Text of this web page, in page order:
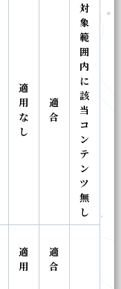
適
用
な
し
適
合
対
象
範
囲
内
に
該
当
コ
ン
テ
ン
ツ
無
し
適
用
適
合